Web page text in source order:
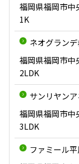
福岡県福岡市中
1K
ネオグラン
福岡県福岡市中
2LDK
サンリヤン
福岡県福岡市中
3LDK
ファミール